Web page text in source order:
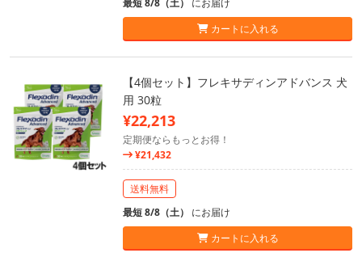
最短 8/8（土） にお届け
カートに入れる
【4個セット】フレキサディンアドバンス 犬
用 30粒
¥22,213
定期便ならもっとお得！
¥21,432
送料無料
最短 8/8（土） にお届け
カートに入れる